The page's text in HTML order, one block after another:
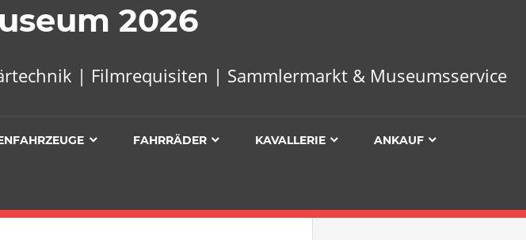
2026
| Filmrequisiten | Sammlermarkt & Museumsservice
FAHRRÄDER KAVALLERIE ANKAUF